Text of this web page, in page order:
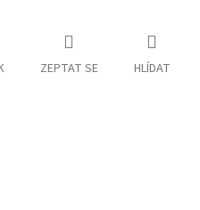
ZEPTAT SE HLÍDAT